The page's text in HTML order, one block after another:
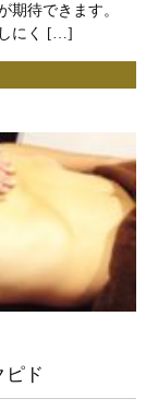
期待できます。
にく […]
ピド